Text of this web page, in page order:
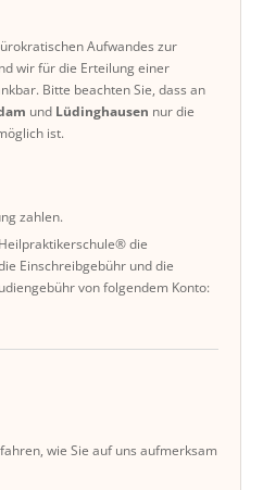
Aufwandes zur
wir für die Erteilung einer
Bitte beachten Sie, dass an
und Lüdinghausen nur die
ist.
zahlen.
die
Einschreibgebühr und die
von folgendem Konto:
wie Sie auf uns aufmerksam